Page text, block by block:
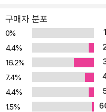
용으로, 한나라의 장안성, 수·당
(카이펑), 원나라의 대도성(베
가운데 베이징에 대해서는 이어
징성’에서 매우 상세히 다룬다.
형 건축군 총체적 계획의 특징’
각도에서 베이징의 궁전인 자금
있다. 6장 ‘전국 시대 중산왕릉
구매자 분포
0%
4.4%
16.2%
7.4%
4.4%
1.5%